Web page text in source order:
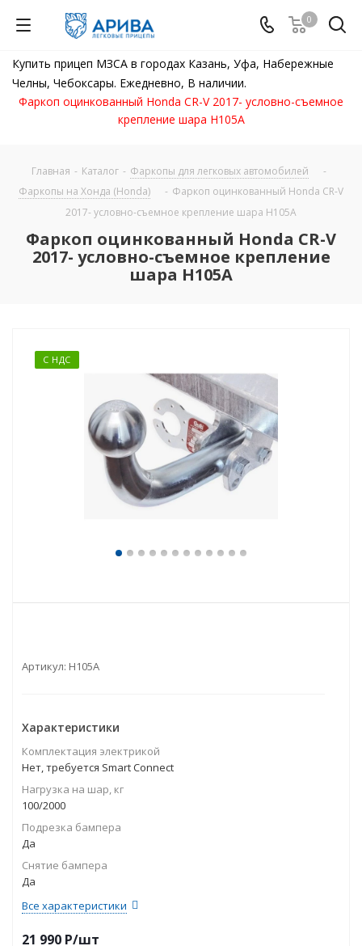
0
Купить прицеп МЗСА в городах Казань, Уфа, Набережные
Челны, Чебоксары. Ежедневно, В наличии.
Фаркоп оцинкованный Honda CR-V 2017- условно-съемное
крепление шара H105A
Главная - Каталог - Фаркопы для легковых автомобилей
-
Фаркопы на Хонда (Honda)
- Фаркоп оцинкованный Honda CR-V
2017- условно-съемное крепление шара H105A
Фаркоп оцинкованный Honda CR-V
2017- условно-съемное крепление
шара H105A
С НДС
Артикул: H105A
Характеристики
Комплектация электрикой
Нет, требуется Smart Connect
Нагрузка на шар, кг
100/2000
Подрезка бампера
Да
Снятие бампера
Да
Все характеристики
21 990 P/шт